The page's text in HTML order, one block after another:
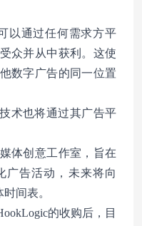
以通过任何需求方平
众并从中获利。这使
数字广告的同一位置
术也将通过其广告平
体创意工作室，旨在
广告活动，未来将向
间表。
的收购后，目